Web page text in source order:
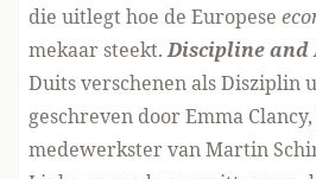
die uitlegt hoe de Europese
mekaar steekt.Discipline and
Duits verschenen alsDisziplin
geschreven door Emma
medewerkster van Martin